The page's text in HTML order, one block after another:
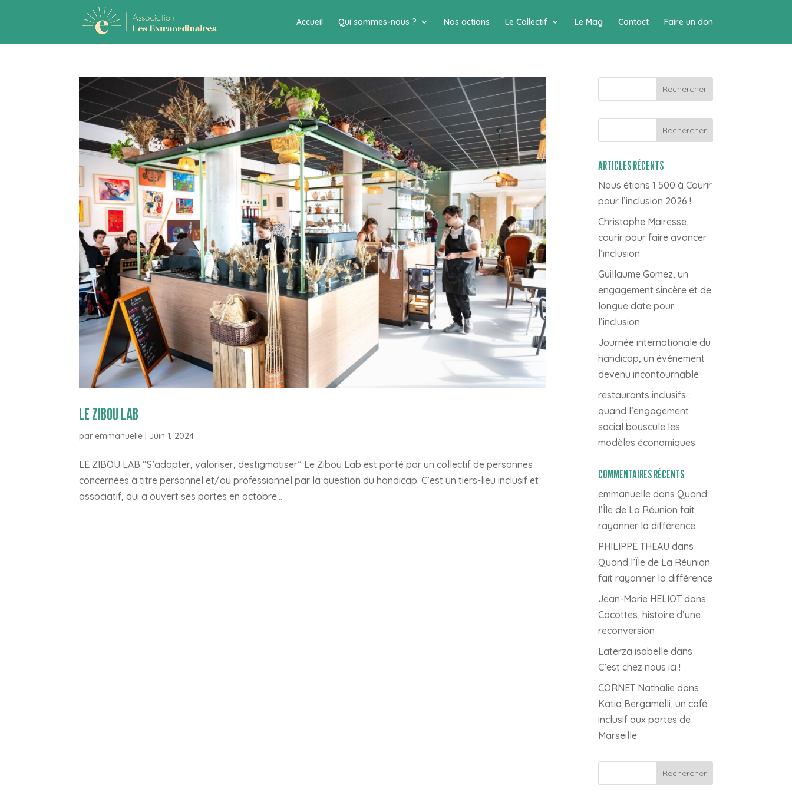
Accueil Qui sommes-nous ? Nos actions Le Collectif Le Mag Contact Faire un don
LE ZIBOU LAB
par emmanuelle Juin 1, 2024
LE ZIBOU LAB “S’adapter, valoriser, destigmatiser” Le Zibou Lab est porté par un collectif de personnes
concernées à titre personnel et/ou professionnel par la question du handicap. C’est un tiers-lieu inclusif et
associatif, qui a ouvert ses portes en octobre...
Rechercher
ARTICLES RÉCENTS
Nous étions 1 500 à Courir
pour l’inclusion 2026 !
Christophe Mairesse,
courir pour faire avancer
l’inclusion
Guillaume Gomez, un
engagement sincère et de
longue date pour
l’inclusion
Journée internationale du
handicap, un événement
devenu incontournable
restaurants inclusifs :
quand l’engagement
social bouscule les
modèles économiques
COMMENTAIRES RÉCENTS
emmanuelle dansQuand
l’Île de La Réunion fait
rayonner la différence
PHILIPPE THEAU dans
Quand l’Île de La Réunion
fait rayonner la différence
Jean-Marie HELIOT dans
Cocottes, histoire d’une
reconversion
Laterza isabelle dans
C’est chez nous ici !
CORNET Nathalie dans
Katia Bergamelli, un café
inclusif aux portes de
Marseille
Rechercher